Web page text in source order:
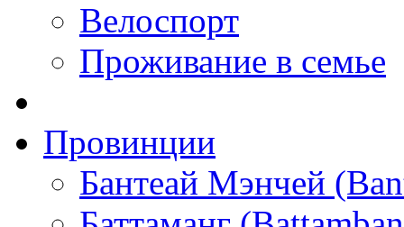
Велоспорт
Проживание в семье
Провинции
Бантеай Мэнчей